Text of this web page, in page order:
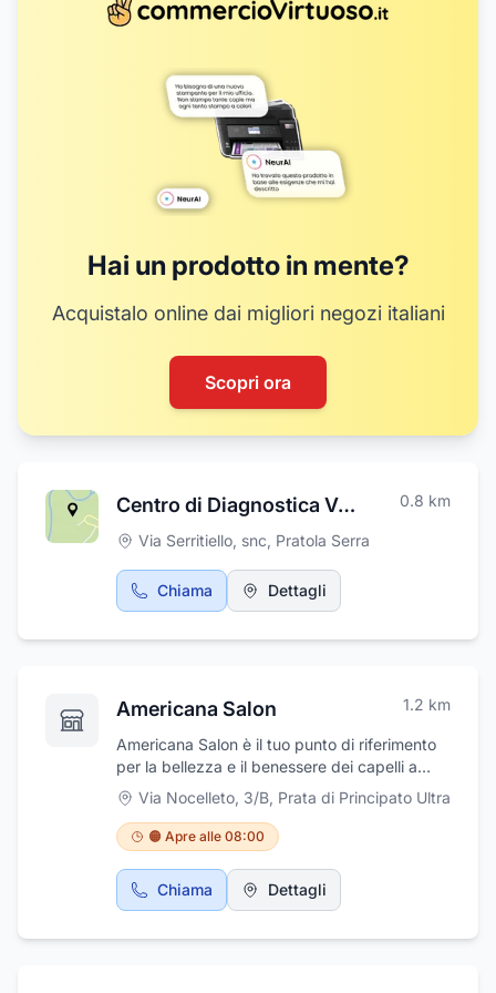
Hai un prodotto in mente?
Acquistalo online dai migliori negozi italiani
Scopri ora
Centro di Diagnostica ValSabato 0.8 km
Via Serritiello, snc, Pratola Serra
Chiama Dettagli
Americana Salon 1.2 km
Americana Salon è il tuo punto di riferimento
per la bellezza e il benessere dei capelli a
Prata di Principato Ultra. In un ambiente
moderno, rilassante e curato nei dettagli,
offriamo tagli moda personalizzati per donna
e uomo, colorazioni professionali, trattamenti
ristrutturanti e consulenze su misura per
esaltare la tua unicità. Il salone è anche
cerimonie ed eventi speciali, con proposte
Via Nocelleto, 3/B, Prata di Principato Ultra
🟠 Apre alle 08:00
Chiama Dettagli